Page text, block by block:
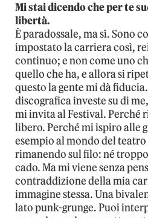
Mi stai dicendo che per te
libertà.
È paradossale, ma sì. Sono
impostato la carriera così,
continuo; e non come uno
quello che ha, e allora si
questo la gente mi dà
discografica investe su di
mi invita al Festival. Perché
libero. Perché mi ispiro alle
esempio al mondo del teatro
rimanendo sul filo: né
cado. Ma mi viene senza
contraddizione della mia
immagine stessa. Una
lato punk-grunge. Puoi